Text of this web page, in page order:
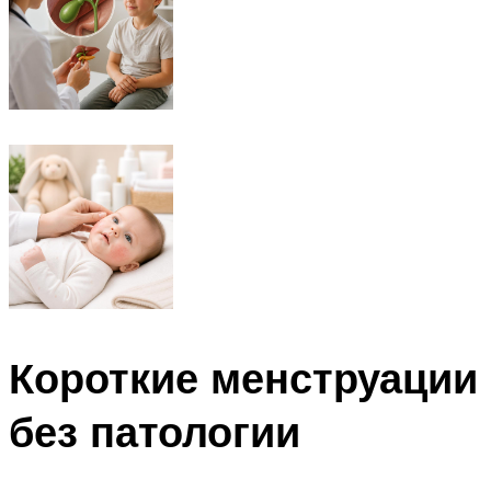
Короткие менструации
без патологии